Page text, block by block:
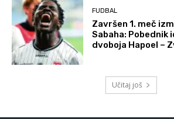
FUDBAL
Završen 1. meč
Sabaha: Pobednik
dvoboja Hapoel –
Učitaj još